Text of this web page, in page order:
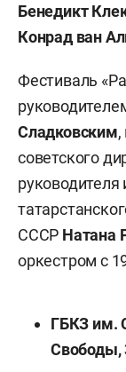
Бенедикт
Конрад ван
Фестиваль
Сладковским
советского
руководителя
СССР Натана
оркестром с
ГБКЗ им.
Свободы,